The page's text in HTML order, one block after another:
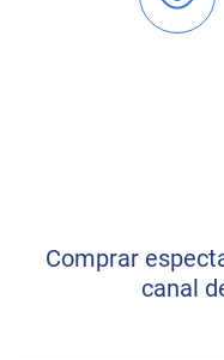
Comprar
canal